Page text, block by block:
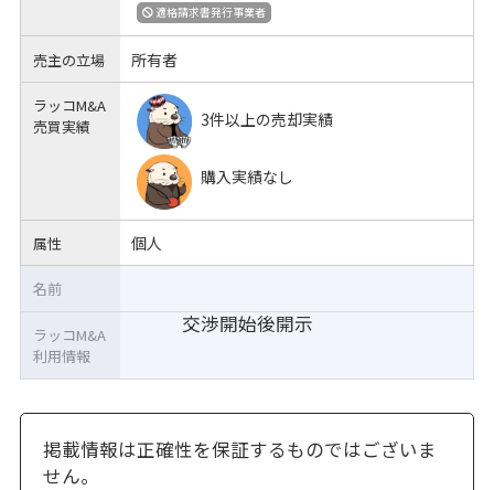
適格請求書発行事業者
売主の立場 所有者
ラッコM&A
売買実績
3件以上の売却実績
購入実績なし
属性 個人
交渉開始後開示
名前
ラッコM&A
利用情報
掲載情報は正確性を保証するものではございま
せん。